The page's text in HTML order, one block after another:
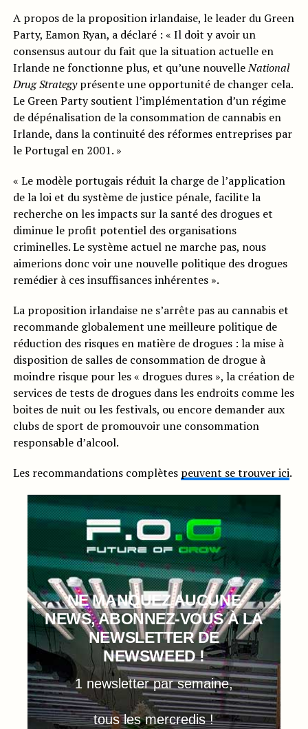
A propos de la proposition irlandaise, le leader du Green
Party, Eamon Ryan, a déclaré : « Il doit y avoir un
consensus autour du fait que la situation actuelle en
Irlande ne fonctionne plus, et qu’une nouvelleNational
Drug Strategyprésente une opportunité de changer cela.
Le Green Party soutient l’implémentation d’un régime
de dépénalisation de la consommation de cannabis en
Irlande, dans la continuité des réformes entreprises par
le Portugal en 2001. »
« Le modèle portugais réduit la charge de l’application
de la loi et du système de justice pénale, facilite la
recherche on les impacts sur la santé des drogues et
diminue le profit potentiel des organisations
criminelles. Le système actuel ne marche pas, nous
aimerions donc voir une nouvelle politique des drogues
remédier à ces insuffisances inhérentes ».
La proposition irlandaise ne s’arrête pas au cannabis et
recommande globalement une meilleure politique de
réduction des risques en matière de drogues : la mise à
disposition de salles de consommation de drogue à
moindre risque pour les « drogues dures », la création de
services de tests de drogues dans les endroits comme les
boites de nuit ou les festivals, ou encore demander aux
clubs de sport de promouvoir une consommation
responsable d’alcool.
Les recommandations complètes peuvent se trouver ici.
NE MANQUEZ AUCUNE
NEWS, ABONNEZ-VOUS À LA
NEWSLETTER DE
NEWSWEED !
1 newsletter par semaine,
tous les mercredis !